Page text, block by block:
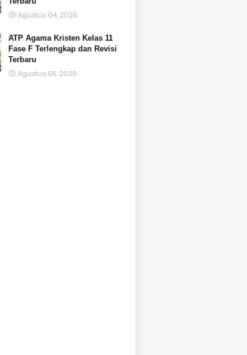
Agustus 04, 2026
ATP Agama Kristen Kelas 11
Fase F Terlengkap dan Revisi
Terbaru
Agustus 05, 2026